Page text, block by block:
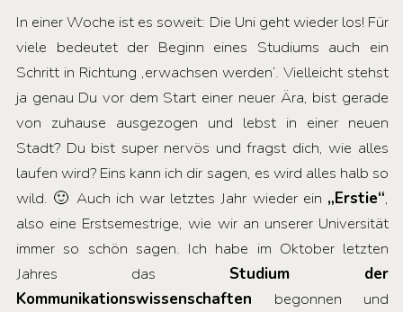
In einer Woche ist es soweit: Die Uni geht wieder los! Für
viele bedeutet der Beginn eines Studiums auch ein
Schritt in Richtung ‚erwachsen werden‘. Vielleicht stehst
ja genau Du vor dem Start einer neuer Ära, bist gerade
von zuhause ausgezogen und lebst in einer neuen
Stadt? Du bist super nervös und fragst dich, wie alles
laufen wird? Eins kann ich dir sagen, es wird alles halb so
wild. 🙂 Auch ich war letztes Jahr wieder ein „Erstie“,
also eine Erstsemestrige, wie wir an unserer Universität
immer so schön sagen. Ich habe im Oktober letzten
Jahres das Studium der
Kommunikationswissenschaften begonnen und